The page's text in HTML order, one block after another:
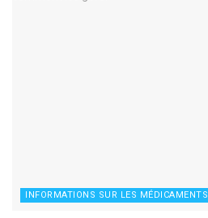
INFORMATIONS SUR LES MÉDICAMENTS